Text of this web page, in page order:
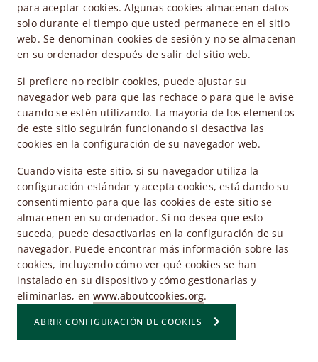
para aceptar cookies. Algunas cookies almacenan datos
solo durante el tiempo que usted permanece en el sitio
web. Se denominan cookies de sesión y no se almacenan
en su ordenador después de salir del sitio web.
Si prefiere no recibir cookies, puede ajustar su
navegador web para que las rechace o para que le avise
cuando se estén utilizando. La mayoría de los elementos
de este sitio seguirán funcionando si desactiva las
cookies en la configuración de su navegador web.
Cuando visita este sitio, si su navegador utiliza la
configuración estándar y acepta cookies, está dando su
consentimiento para que las cookies de este sitio se
almacenen en su ordenador. Si no desea que esto
suceda, puede desactivarlas en la configuración de su
navegador. Puede encontrar más información sobre las
cookies, incluyendo cómo ver qué cookies se han
instalado en su dispositivo y cómo gestionarlas y
eliminarlas, enwww.aboutcookies.org.
ABRIR CONFIGURACIÓN DE COOKIES